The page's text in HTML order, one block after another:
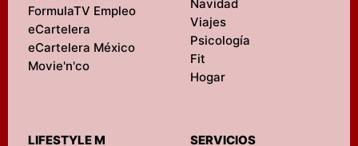
FormulaTV Empleo
eCartelera
eCartelera México
Movie'n'co
Navidad
Viajes
Psicología
Fit
Hogar
LIFESTYLE M
SERVICIOS